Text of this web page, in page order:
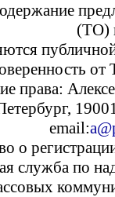
(ТО)
от
права:
email:
о
служба по